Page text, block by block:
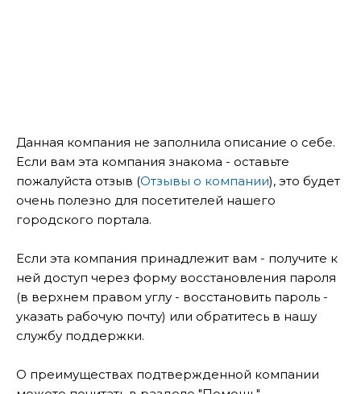
Данная компания не заполнила описание о себе.
Если вам эта компания знакома - оставьте
пожалуйста отзыв (Отзывы о компании), это будет
очень полезно для посетителей нашего
городского портала.
Если эта компания принадлежит вам - получите к
ней доступ через форму восстановления пароля
(в верхнем правом углу - восстановить пароль -
указать рабочую почту) или обратитесь в нашу
службу поддержки.
О преимуществах подтвержденной компании